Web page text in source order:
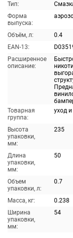
Тип:
Форма
выпуска:
Объём, л:
0.4
EAN-13:
Расширенное
описание:
Товарная
группа:
уход
Высота
упаковки,
мм:
235
Длина
упаковки,
мм:
50
Объем
упаковки, л:
0.7
Масса, кг:
0.238
Ширина
упаковки,
мм:
54